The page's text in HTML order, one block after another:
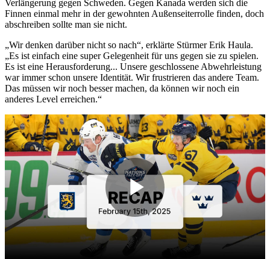
Verlängerung gegen Schweden. Gegen Kanada werden sich die
Finnen einmal mehr in der gewohnten Außenseiterrolle finden, doch
abschreiben sollte man sie nicht.
„Wir denken darüber nicht so nach“, erklärte Stürmer Erik Haula.
„Es ist einfach eine super Gelegenheit für uns gegen sie zu spielen.
Es ist eine Herausforderung... Unsere geschlossene Abwehrleistung
war immer schon unsere Identität. Wir frustrieren das andere Team.
Das müssen wir noch besser machen, da können wir noch ein
anderes Level erreichen.“
Play